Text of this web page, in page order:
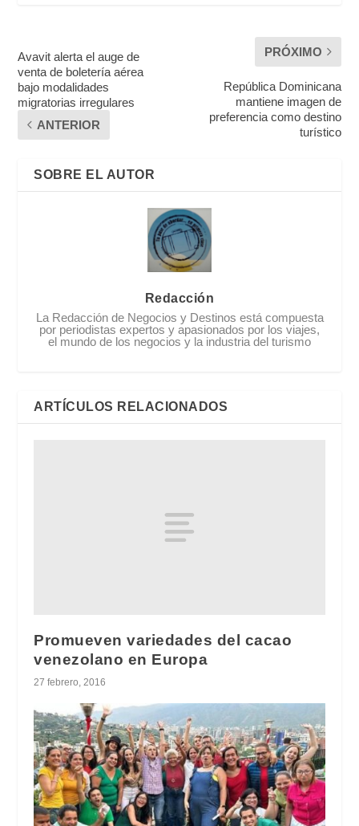
Avavit alerta el auge de
venta de boletería aérea
bajo modalidades
migratorias irregulares
ANTERIOR
PRÓXIMO
República Dominicana
mantiene imagen de
preferencia como destino
turístico
SOBRE EL AUTOR
Redacción
La Redacción de Negocios y Destinos está compuesta
por periodistas expertos y apasionados por los viajes,
el mundo de los negocios y la industria del turismo
ARTÍCULOS RELACIONADOS
Promueven variedades del cacao
venezolano en Europa
27 febrero, 2016